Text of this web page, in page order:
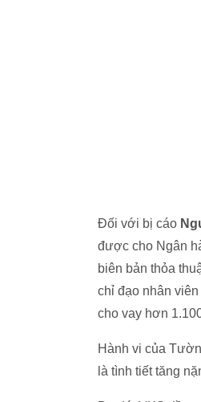
Đối với bị cáo
được cho Ngân
biên bản thỏa
chỉ đạo nhân
cho vay hơn
Hành vi của
là tình tiết tăng